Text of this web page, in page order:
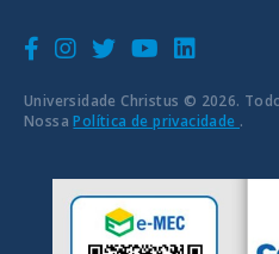
Universidade Christus © 2026.
NossaPolítica de privacidade .